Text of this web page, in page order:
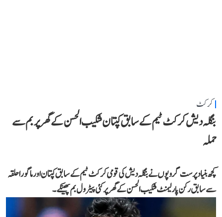
کرکٹ
بنگلہ دیش کرکٹ ٹیم کے سابق کپتان شکیب الحسن کے گھر پر بم سے
حملہ
کچھ بنیاد پرست گروپوں نے بنگلہ دیش کی قومی کرکٹ ٹیم کے سابق کپتان اور ماگورا حلقہ
سے سابق رکن پارلیمنٹ شکیب الحسن کے گھر پر کئی پیٹرول بم پھینکے۔